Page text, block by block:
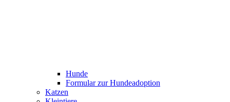
Hunde
Formular zur Hundeadoption
Katzen